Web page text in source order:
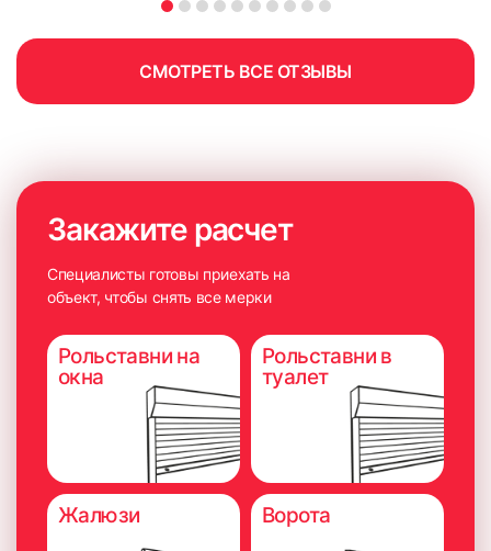
СМОТРЕТЬ ВСЕ ОТЗЫВЫ
Закажите расчет
Специалисты готовы приехать на
объект, чтобы снять все мерки
Рольставни на
окна
Рольставни в
туалет
Жалюзи Ворота